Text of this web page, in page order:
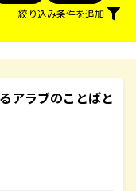
絞り込み条件を追加
アラブのことばと